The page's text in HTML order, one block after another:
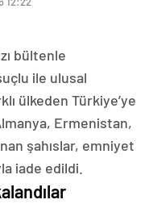
bültenle
ile ulusal
ülkeden Türkiye’ye
Ermenistan,
şahıslar, emniyet
iade edildi.